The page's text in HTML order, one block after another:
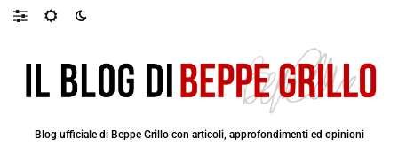
Blog ufficiale di Beppe Grillo con articoli, approfondimenti ed opinioni